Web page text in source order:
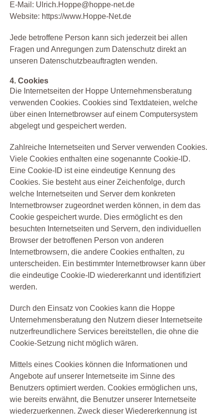
E-Mail: Ulrich.Hoppe@hoppe-net.de
Website: https://www.Hoppe-Net.de
Jede betroffene Person kann sich jederzeit bei allen
Fragen und Anregungen zum Datenschutz direkt an
unseren Datenschutzbeauftragten wenden.
4. Cookies
Die Internetseiten der Hoppe Unternehmensberatung
verwenden Cookies. Cookies sind Textdateien, welche
über einen Internetbrowser auf einem Computersystem
abgelegt und gespeichert werden.
Zahlreiche Internetseiten und Server verwenden Cookies.
Viele Cookies enthalten eine sogenannte Cookie-ID.
Eine Cookie-ID ist eine eindeutige Kennung des
Cookies. Sie besteht aus einer Zeichenfolge, durch
welche Internetseiten und Server dem konkreten
Internetbrowser zugeordnet werden können, in dem das
Cookie gespeichert wurde. Dies ermöglicht es den
besuchten Internetseiten und Servern, den individuellen
Browser der betroffenen Person von anderen
Internetbrowsern, die andere Cookies enthalten, zu
unterscheiden. Ein bestimmter Internetbrowser kann über
die eindeutige Cookie-ID wiedererkannt und identifiziert
werden.
Durch den Einsatz von Cookies kann die Hoppe
Unternehmensberatung den Nutzern dieser Internetseite
nutzerfreundlichere Services bereitstellen, die ohne die
Cookie-Setzung nicht möglich wären.
Mittels eines Cookies können die Informationen und
Angebote auf unserer Internetseite im Sinne des
Benutzers optimiert werden. Cookies ermöglichen uns,
wie bereits erwähnt, die Benutzer unserer Internetseite
wiederzuerkennen. Zweck dieser Wiedererkennung ist